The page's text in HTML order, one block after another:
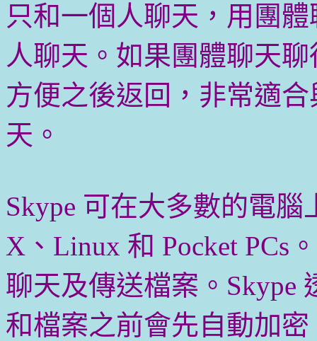
只和一個人聊天，用團
人聊天。如果團體聊天
方便之後返回，非常適
天。
Skype 可在大多數的電
X、Linux 和 Pocket PCs
聊天及傳送檔案。Skype
和檔案之前會先自動加